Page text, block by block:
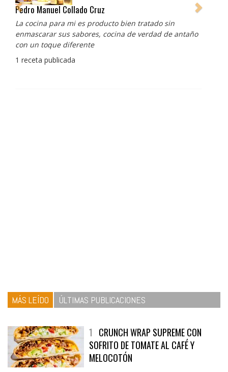
Pedro Manuel Collado Cruz
La cocina para mi es producto bien tratado sin
enmascarar sus sabores, cocina de verdad de antaño
con un toque diferente
1 receta publicada
MÁS LEÍDO ÚLTIMAS PUBLICACIONES
1 CRUNCH WRAP SUPREME CON
SOFRITO DE TOMATE AL CAFÉ Y
MELOCOTÓN